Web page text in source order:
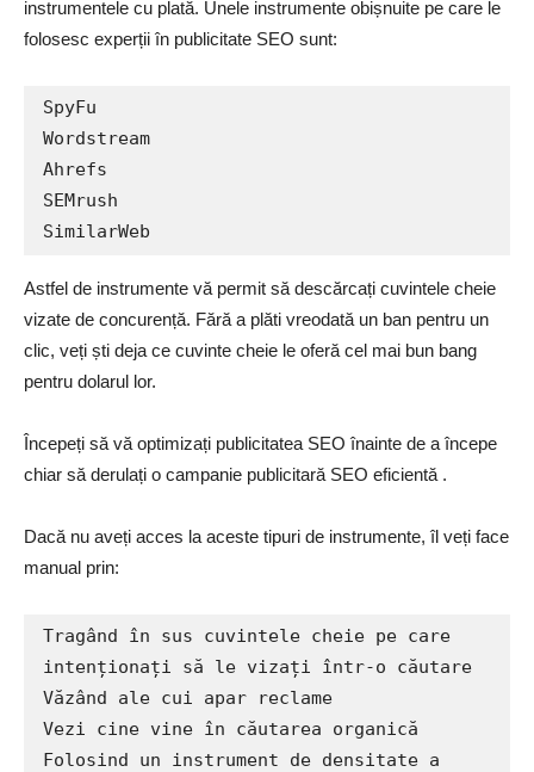
instrumentele cu plată. Unele instrumente obișnuite pe care le
folosesc experții în publicitate SEO sunt:
SpyFu
Wordstream
Ahrefs
SEMrush
SimilarWeb
Astfel de instrumente vă permit să descărcați cuvintele cheie
vizate de concurență. Fără a plăti vreodată un ban pentru un
clic, veți ști deja ce cuvinte cheie le oferă cel mai bun bang
pentru dolarul lor.
Începeți să vă optimizați publicitatea SEO înainte de a începe
chiar să derulați o campanie publicitară SEO eficientă .
Dacă nu aveți acces la aceste tipuri de instrumente, îl veți face
manual prin:
Tragând în sus cuvintele cheie pe care
intenționați să le vizați într-o căutare
Văzând ale cui apar reclame
Vezi cine vine în căutarea organică
Folosind un instrument de densitate a